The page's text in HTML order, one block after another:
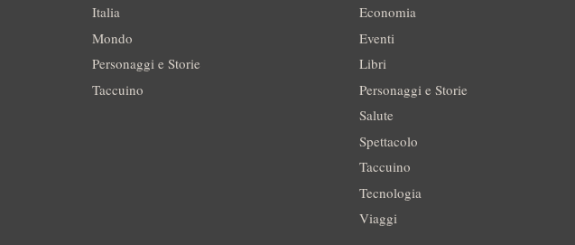
Italia
Mondo
Personaggi e Storie
Taccuino
Economia
Eventi
Libri
Personaggi e Storie
Salute
Spettacolo
Taccuino
Tecnologia
Viaggi